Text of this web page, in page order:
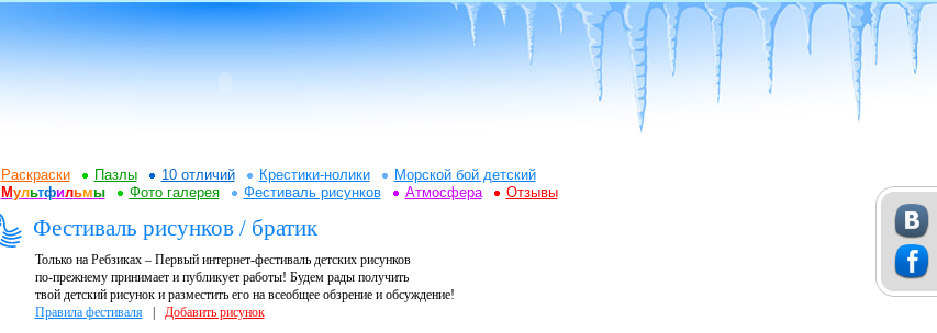
Раскраски Пазлы 10 отличий Крестики-нолики
Морской бой детский
Мультфильмы Фото галерея Фестиваль рисунков Атмосфера Отзывы
Фестиваль рисунков / братик
Только на Ребзиках – Первый интернет-фестиваль детских рисунков
по-прежнему принимает и публикует работы! Будем рады получить
твой детский рисунок и разместить его на всеобщее обзрение и обсуждение!
Правила фестиваля| Добавить рисунок